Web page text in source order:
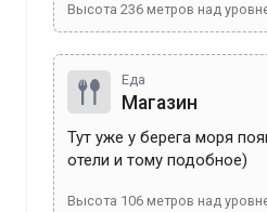
Высота 236 метров над
Еда
Магазин
Тут уже у берега моря
отели и тому подобное)
Высота 106 метров над